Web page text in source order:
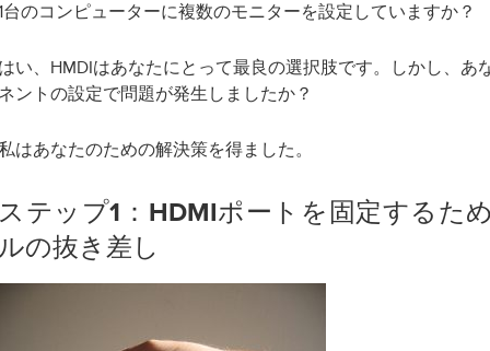
台のコンピューターに複数のモニターを設定していますか？
い、HMDIはあなたにとって最良の選択肢です。しかし、あ
ントの設定で問題が発生しましたか？
はあなたのための解決策を得ました。
テップ1：HDMIポートを固定するた
の抜き差し